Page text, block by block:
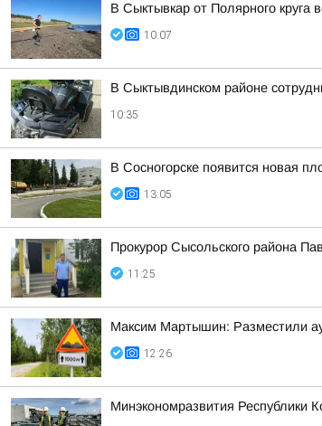
В Сыктывкар от Полярного круга
10:07
В Сыктывдинском районе
10:35
В Сосногорске появится новая
13:05
Прокурор Сысольского района
11:25
Максим Мартышин: Разместили
12:26
Минэкономразвития Республики